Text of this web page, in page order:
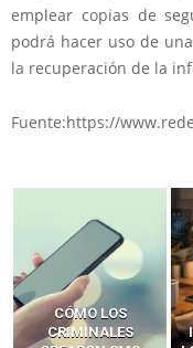
emplear copias de
podrá hacer uso de
la recuperación de la
Fuente:https://
LA BRECHA
INVISIBLE: CÓMO